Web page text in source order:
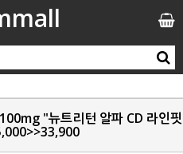
"뉴트리턴 알파 CD 라인핏